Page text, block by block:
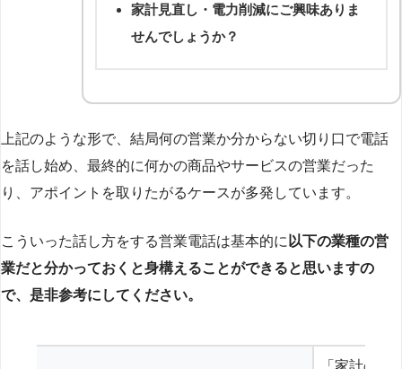
家計見直し・電力削減にご興味ありま
せんでしょうか？
上記のような形で、結局何の営業か分からない切り口で電話
を話し始め、最終的に何かの商品やサービスの営業だった
り、アポイントを取りたがるケースが多発しています。
こういった話し方をする営業電話は基本的に 以下の業種の営
業だと分かっておくと身構えることができると思いますの
で、是非参考にしてください。
「家計の見